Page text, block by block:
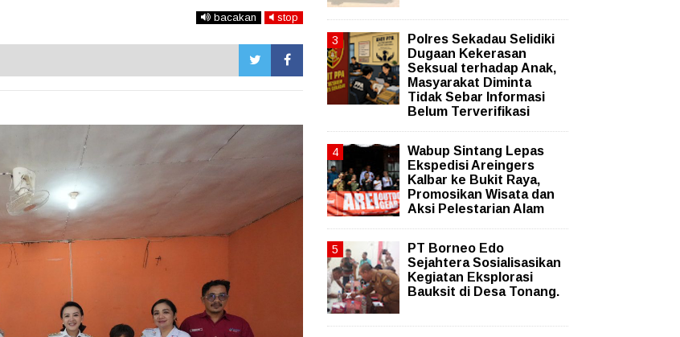
bacakan stop
Polres Sekadau Selidiki
Dugaan Kekerasan
Seksual terhadap Anak,
Masyarakat Diminta
Tidak Sebar Informasi
Belum Terverifikasi
Wabup Sintang Lepas
Ekspedisi Areingers
Kalbar ke Bukit Raya,
Promosikan Wisata dan
Aksi Pelestarian Alam
PT Borneo Edo
Sejahtera Sosialisasikan
Kegiatan Eksplorasi
Bauksit di Desa Tonang.